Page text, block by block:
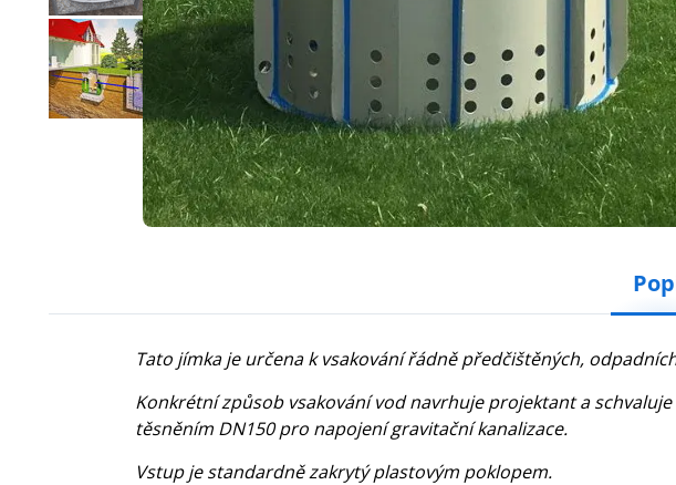
Tato jímka je určena k vsakování řádně předčištěných,
Konkrétní způsob vsakování vod navrhuje projektant a
těsněním DN150 pro napojení gravitační kanalizace.
Vstup je standardně zakrytý plastovým poklopem.